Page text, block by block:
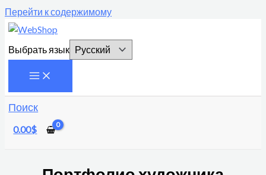
Перейти к содержимому
Выбрать язык
Поиск
0.00$